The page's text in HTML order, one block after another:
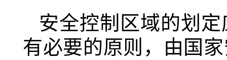
安全控制区域的划
有必要的原则，由国